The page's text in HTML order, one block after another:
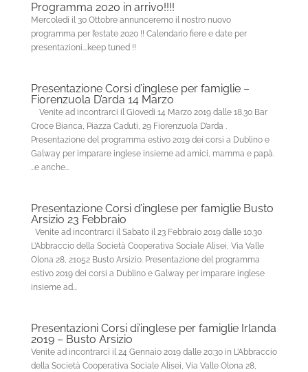
Programma 2020 in arrivo!!!!
Mercoledi il 30 Ottobre annunceremo il nostro nuovo
programma per l’estate 2020 !! Calendario fiere e date per
presentazioni….keep tuned !!
Presentazione Corsi d’inglese per famiglie –
Fiorenzuola D’arda 14 Marzo
Venite ad incontrarci il Giovedi 14 Marzo 2019 dalle 18.30 Bar
Croce Bianca, Piazza Caduti, 29 Fiorenzuola D’arda .
Presentazione del programma estivo 2019 dei corsi a Dublino e
Galway per imparare inglese insieme ad amici, mamma e papà.
…e anche...
Presentazione Corsi d’inglese per famiglie Busto
Arsizio 23 Febbraio
Venite ad incontrarci il Sabato il 23 Febbraio 2019 dalle 10.30
L’Abbraccio della Società Cooperativa Sociale Alisei, Via Valle
Olona 28, 21052 Busto Arsizio. Presentazione del programma
estivo 2019 dei corsi a Dublino e Galway per imparare inglese
insieme ad...
Presentazioni Corsi di’inglese per famiglie Irlanda
2019 – Busto Arsizio
Venite ad incontrarci il 24 Gennaio 2019 dalle 20:30 in L’Abbraccio
della Società Cooperativa Sociale Alisei, Via Valle Olona 28,